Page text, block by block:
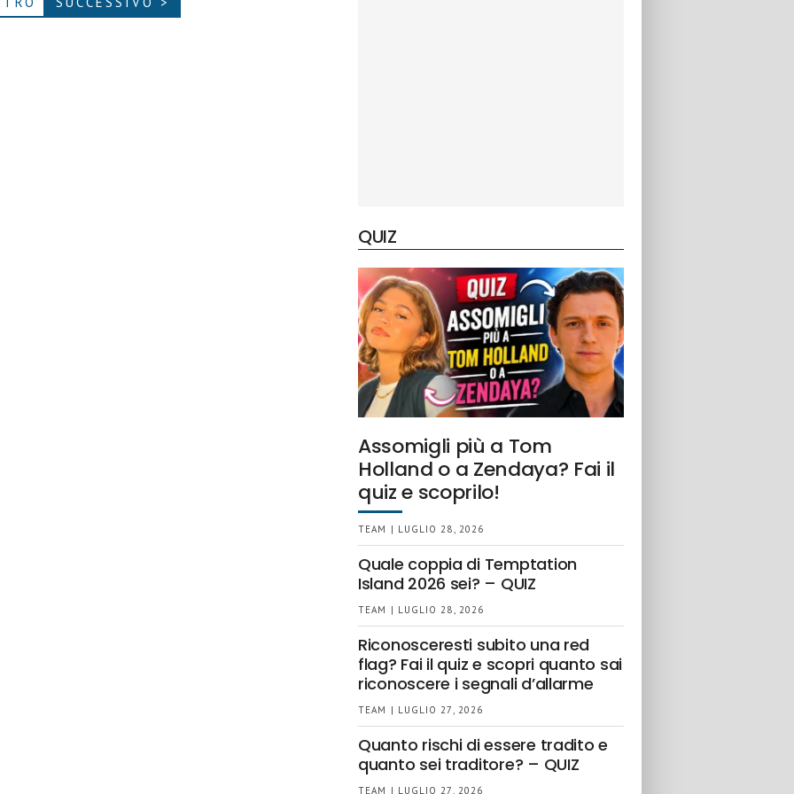
QUIZ
Assomigli più a Tom
Holland o a Zendaya? Fai il
quiz e scoprilo!
TEAM | LUGLIO 28, 2026
Quale coppia di Temptation
Island 2026 sei? – QUIZ
TEAM | LUGLIO 28, 2026
Riconosceresti subito una red
flag? Fai il quiz e scopri quanto sai
riconoscere i segnali d’allarme
TEAM | LUGLIO 27, 2026
Quanto rischi di essere tradito e
quanto sei traditore? – QUIZ
TEAM | LUGLIO 27, 2026